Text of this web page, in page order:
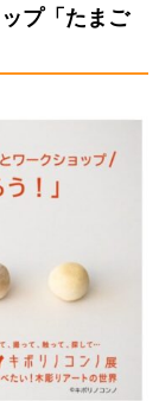
プ「たまご